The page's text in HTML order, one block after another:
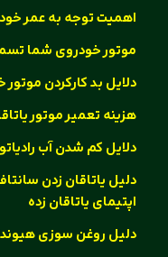
اهمیت توجه به عمر
موتور خودروی شما تسمه
دلایل بد کارکردن موتور
هزینه تعمیر موتور
دلایل کم شدن آب
دلیل یاتاقان زدن
اپتیمای یاتاقان زده
دلیل روغن سوزی